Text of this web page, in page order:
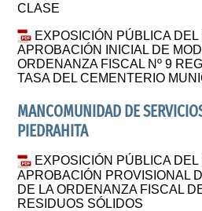
CLASE
EXPOSICIÓN PÚBLICA
APROBACIÓN INICIAL DE
ORDENANZA FISCAL Nº 9
TASA DEL CEMENTERIO
MANCOMUNIDAD DE
PIEDRAHITA
EXPOSICIÓN PÚBLICA
APROBACIÓN PROVISIONAL
DE LA ORDENANZA FISCAL
RESIDUOS SÓLIDOS